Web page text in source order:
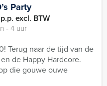
Party
p.p. excl. BTW
‐ 4 uur
Terug naar de tijd van de
de Happy Hardcore.
die gouwe ouwe